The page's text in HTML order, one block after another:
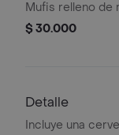
Mufis relleno de
$ 30.000
Detalle
Incluye una